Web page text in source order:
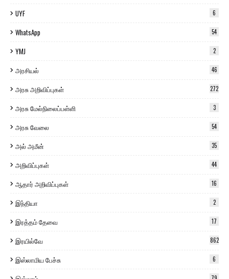
UYF 6
WhatsApp 54
YMJ 2
அரசியல் 46
அரசு அறிவிப்புகள் 272
அரசு மேல்நிலைப்பள்ளி 3
அரசு வேலை 54
அல் அமீன் 35
அறிவிப்புகள் 44
ஆதார் அறிவிப்புகள் 16
இந்தியா 2
இரத்தம் தேவை 17
இரயில்வே 862
இஸ்லாமிய பேச்சு 6